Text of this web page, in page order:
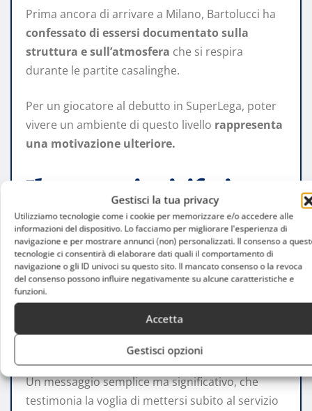
Gestisci la tua privacy
Utilizziamo tecnologie come i cookie per memorizzare e/o accedere alle
informazioni del dispositivo. Lo facciamo per migliorare l'esperienza di
navigazione e per mostrare annunci (non) personalizzati. Il consenso a
tecnologie ci consentirà di elaborare dati quali il comportamento di
navigazione o gli ID univoci su questo sito. Il mancato consenso o la revoca
del consenso possono influire negativamente su alcune caratteristiche e
funzioni.
Accetta
Gestisci opzioni
Prima ancora di arrivare a Milano, Bartolucci ha
confessato di essersi documentato sulla
struttura e sull’atmosfera che si respira
durante le partite casalinghe.
Per un giocatore al debutto in SuperLega, poter
vivere un ambiente di questo livello rappresenta
una motivazione ulteriore.
Il messaggio ai tifosi
Bartolucci ha voluto rivolgere subito un pensiero
ai sostenitori milanesi.
«Sono davvero felice di entrare a far parte di questa
e daremo il massimo ogni
Un messaggio semplice ma significativo, che
testimonia la voglia di mettersi subito al servizio